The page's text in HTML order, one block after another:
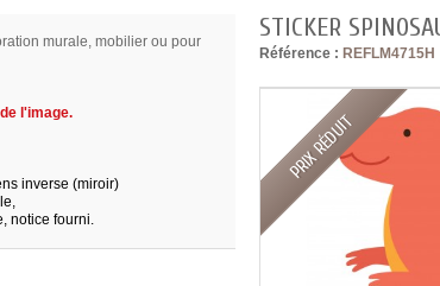
STICKER
Référence : REFLM4715H
PRIX RÉDUIT
murale, mobilier ou pour
l'image.
inverse (miroir)
notice fourni.